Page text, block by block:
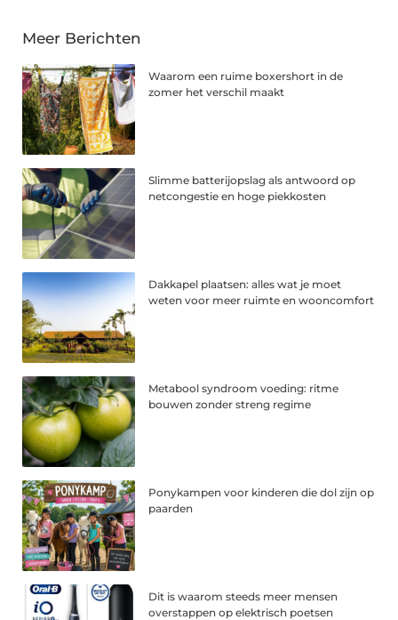
Meer Berichten
Waarom een ruime boxershort in de
zomer het verschil maakt
Slimme batterijopslag als antwoord op
netcongestie en hoge piekkosten
Dakkapel plaatsen: alles wat je moet
weten voor meer ruimte en wooncomfort
Metabool syndroom voeding: ritme
bouwen zonder streng regime
Ponykampen voor kinderen die dol zijn op
paarden
Dit is waarom steeds meer mensen
overstappen op elektrisch poetsen